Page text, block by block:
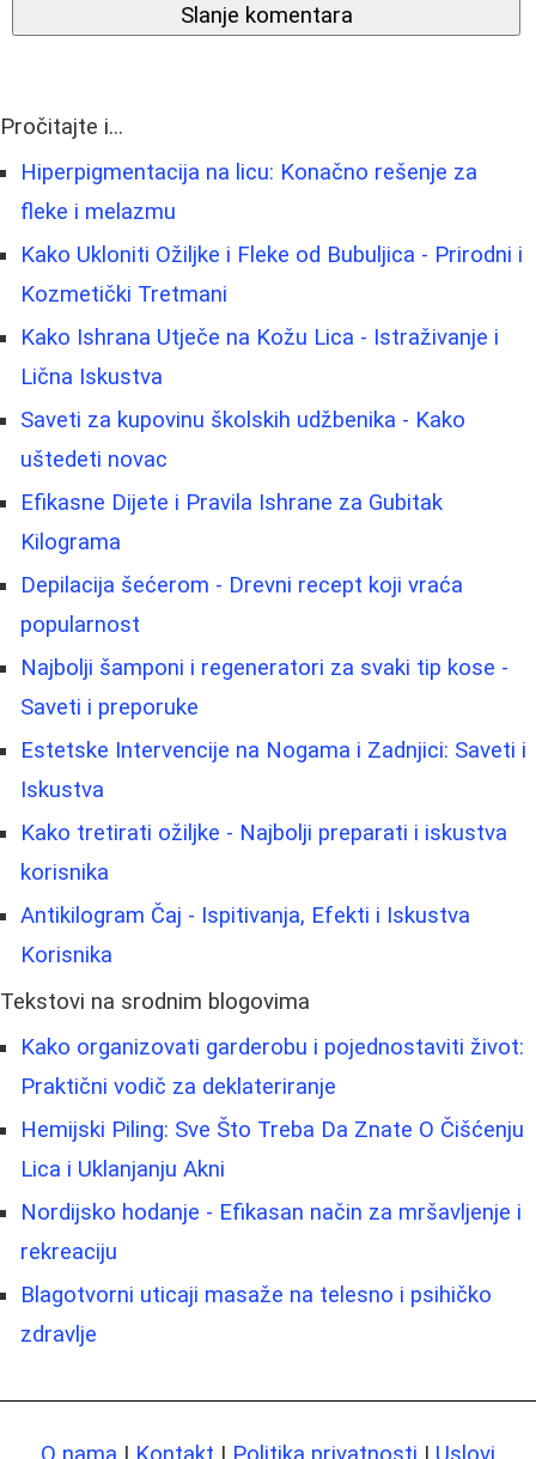
Slanje komentara
Pročitajte i...
Hiperpigmentacija na licu: Konačno rešenje za
fleke i melazmu
Kako Ukloniti Ožiljke i Fleke od Bubuljica - Prirodni i
Kozmetički Tretmani
Kako Ishrana Utječe na Kožu Lica - Istraživanje i
Lična Iskustva
Saveti za kupovinu školskih udžbenika - Kako
uštedeti novac
Efikasne Dijete i Pravila Ishrane za Gubitak
Kilograma
Depilacija šećerom - Drevni recept koji vraća
popularnost
Najbolji šamponi i regeneratori za svaki tip kose -
Saveti i preporuke
Estetske Intervencije na Nogama i Zadnjici: Saveti i
Iskustva
Kako tretirati ožiljke - Najbolji preparati i iskustva
korisnika
Antikilogram Čaj - Ispitivanja, Efekti i Iskustva
Korisnika
Tekstovi na srodnim blogovima
Kako organizovati garderobu i pojednostaviti život:
Praktični vodič za deklateriranje
Hemijski Piling: Sve Što Treba Da Znate O Čišćenju
Lica i Uklanjanju Akni
Nordijsko hodanje - Efikasan način za mršavljenje i
rekreaciju
Blagotvorni uticaji masaže na telesno i psihičko
zdravlje